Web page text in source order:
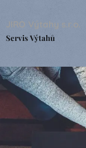
JIRO Výtahy s.r.o.
Servis Výtahů